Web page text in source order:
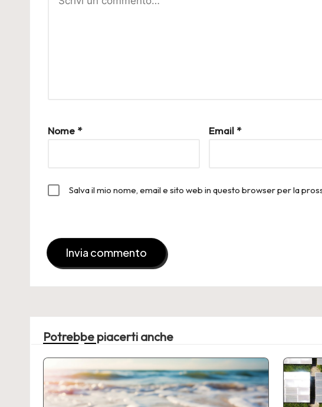
Nome * Email *
Salva il mio nome, email e sito web in questo browser per la
Potrebbe piacerti anche